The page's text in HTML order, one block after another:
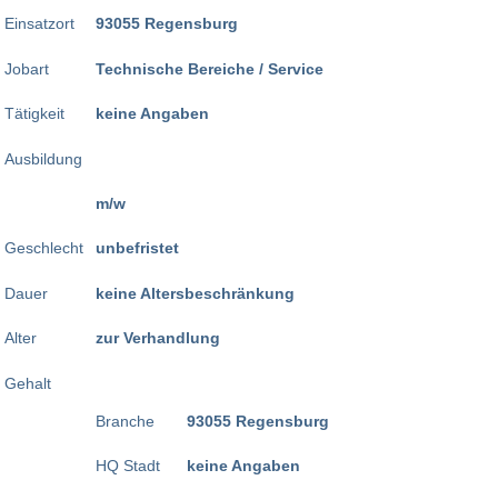
Einsatzort
Jobart
Tätigkeit
Ausbildung
Geschlecht
Dauer
Alter
Gehalt
93055 Regensburg
Technische Bereiche / Service
keine Angaben
m/w
unbefristet
keine Altersbeschränkung
zur Verhandlung
Branche
HQ Stadt
93055 Regensburg
keine Angaben